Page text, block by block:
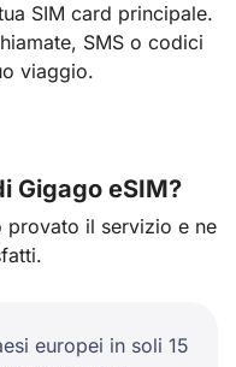
SIM card principale.
SMS o codici
viaggio.
Gigago eSIM?
provato il servizio e ne
europei in soli 15